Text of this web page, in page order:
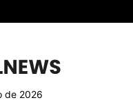
de 2026